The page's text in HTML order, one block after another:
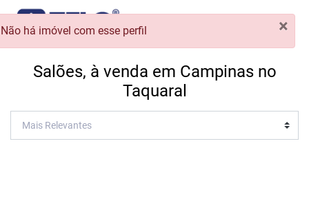
Salões, à venda em Campinas no
Taquaral
×
Não há imóvel com esse perfil